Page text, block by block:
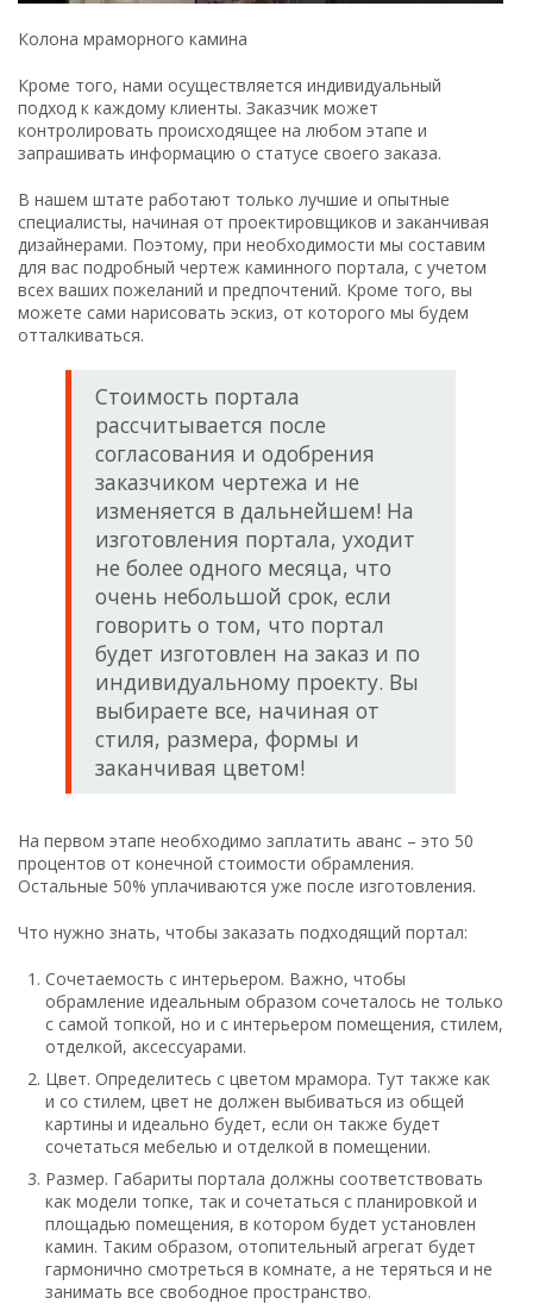
Колона мраморного камина
Кроме того, нами осуществляется индивидуальный
подход к каждому клиенты. Заказчик может
контролировать происходящее на любом этапе и
запрашивать информацию о статусе своего заказа.
В нашем штате работают только лучшие и опытные
специалисты, начиная от проектировщиков и заканчивая
дизайнерами. Поэтому, при необходимости мы составим
для вас подробный чертеж каминного портала, с учетом
всех ваших пожеланий и предпочтений. Кроме того, вы
можете сами нарисовать эскиз, от которого мы будем
отталкиваться.
Стоимость портала
рассчитывается после
согласования и одобрения
заказчиком чертежа и не
изменяется в дальнейшем! На
изготовления портала, уходит
не более одного месяца, что
очень небольшой срок, если
говорить о том, что портал
будет изготовлен на заказ и по
индивидуальному проекту. Вы
выбираете все, начиная от
стиля, размера, формы и
заканчивая цветом!
На первом этапе необходимо заплатить аванс – это 50
процентов от конечной стоимости обрамления.
Остальные 50% уплачиваются уже после изготовления.
Что нужно знать, чтобы заказать подходящий портал:
Сочетаемость с интерьером. Важно, чтобы
обрамление идеальным образом сочеталось не только
с самой топкой, но и с интерьером помещения, стилем,
отделкой, аксессуарами.
Цвет. Определитесь с цветом мрамора. Тут также как
и со стилем, цвет не должен выбиваться из общей
картины и идеально будет, если он также будет
сочетаться мебелью и отделкой в помещении.
Размер. Габариты портала должны соответствовать
как модели топке, так и сочетаться с планировкой и
площадью помещения, в котором будет установлен
камин. Таким образом, отопительный агрегат будет
гармонично смотреться в комнате, а не теряться и не
занимать все свободное пространство.